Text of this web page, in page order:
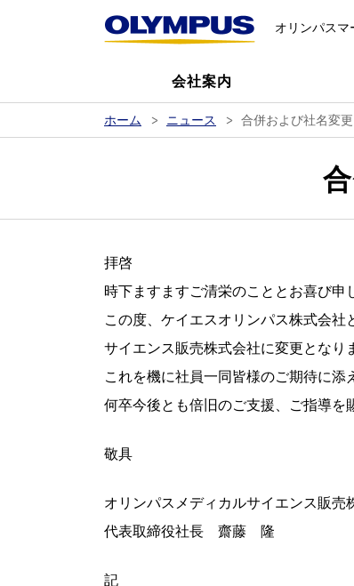
オリンパスマ
会社案内
ホーム ニュース 合併および社名変
拝啓
時下ますますご清栄のこととお喜び申
この度、ケイエスオリンパス株式会
サイエンス販売株式会社に変更となり
これを機に社員一同皆様のご期待に添
何卒今後とも倍旧のご支援、ご指導を
敬具
オリンパスメディカルサイエンス販売
代表取締役社長 齋藤 隆
記